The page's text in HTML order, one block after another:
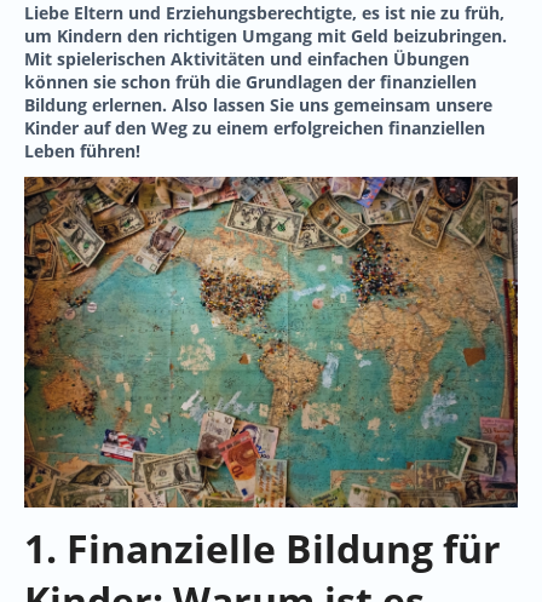
Liebe Eltern und Erziehungsberechtigte, es ist nie zu früh,
um Kindern den richtigen Umgang mit Geld beizubringen.
Mit spielerischen Aktivitäten und einfachen Übungen
können sie schon früh die Grundlagen der finanziellen
Bildung erlernen. Also lassen Sie uns gemeinsam unsere
Kinder auf den Weg zu einem erfolgreichen finanziellen
Leben führen!
1. Finanzielle Bildung für